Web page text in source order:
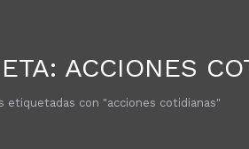
ACCIONES
etiquetadas con "acciones cotidianas"